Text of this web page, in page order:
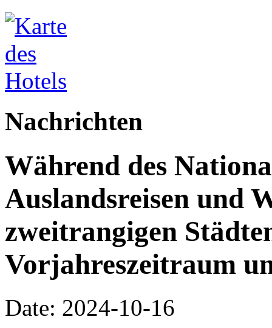
Nachrichten
Während des
Auslandsreisen und
zweitrangigen
Vorjahreszeitraum
Date: 2024-10-16